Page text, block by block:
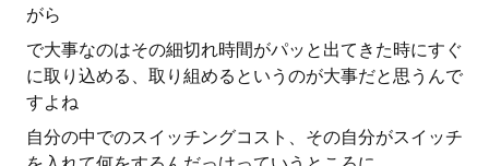
がら
で大事なのはその細切れ時間がパッと出てきた時にすぐ
に取り込める、取り組めるというのが大事だと思うんで
すよね
自分の中でのスイッチングコスト、その自分がスイッチ